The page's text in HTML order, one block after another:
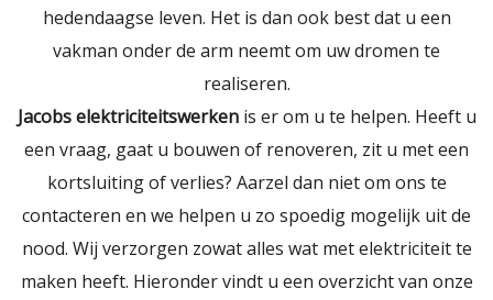
hedendaagse leven. Het is dan ook best dat u een
vakman onder de arm neemt om uw dromen te
realiseren.
Jacobs elektriciteitswerkenis er om u te helpen. Heeft u
een vraag, gaat u bouwen of renoveren, zit u met een
kortsluiting of verlies? Aarzel dan niet om ons te
contacteren en we helpen u zo spoedig mogelijk uit de
nood. Wij verzorgen zowat alles wat met elektriciteit te
maken heeft. Hieronder vindt u een overzicht van onze